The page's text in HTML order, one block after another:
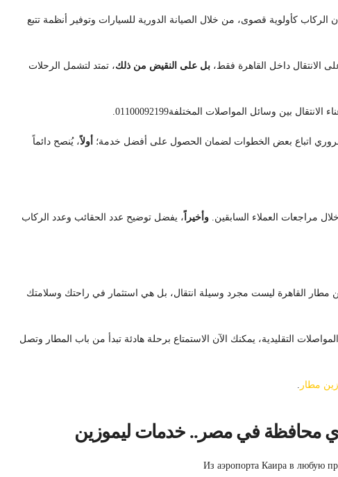
كأولوية قصوى، من خلال الصيانة الدورية للسيارات وتوفير أنظمة تتبع
الانتقال داخل القاهرة فقط، بل على النقيض من ذلك، تمتد لتشمل الرحلات
بين وسائل المواصلات المختلفة01100092199.
اتباع بعض الخطوات لضمان الحصول على أفضل خدمة؛ أولاً، يُنصح دائماً
مراجعات العملاء السابقين. وأخيراً ، يفضل توضيح عدد الحقائب وعدد الركاب
مطار القاهرة ليست مجرد وسيلة انتقال، بل هي استثمار في راحتك وسلامتك
التقليدية، يمكنك الآن الاستمتاع برحلة هادئة تبدأ من باب المطار وتصل
مطار
محافظة في مصر.. خدمات ليموزين
Из аэропорта Каира в любую